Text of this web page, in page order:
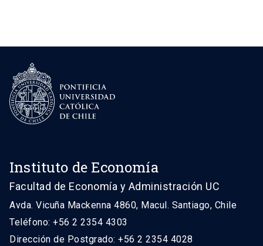
Instituto de Economía
Facultad de Economía y Administración UC
Avda. Vicuña Mackenna 4860, Macul. Santiago, Chile
Teléfono: +56 2 2354 4303
Dirección de Postgrado: +56 2 2354 4028